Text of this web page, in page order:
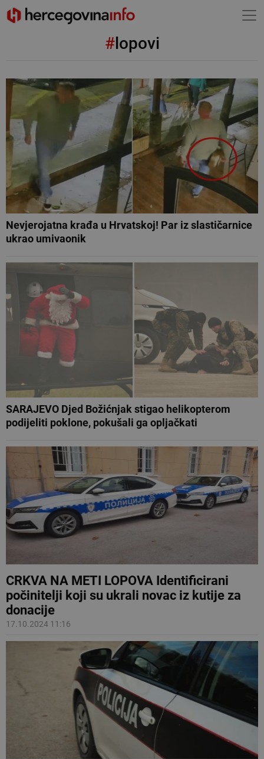
#lopovi
Nevjerojatna krađa u Hrvatskoj! Par iz slastičarnice
ukrao umivaonik
SARAJEVO Djed Božićnjak stigao helikopterom
podijeliti poklone, pokušali ga opljačkati
CRKVA NA METI LOPOVA Identificirani
počinitelji koji su ukrali novac iz kutije za
donacije
17.10.2024 11:16